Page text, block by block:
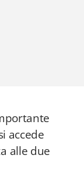
accede
alle due